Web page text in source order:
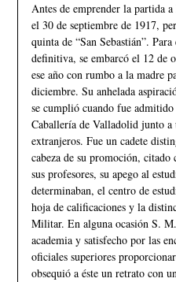
Antes de emprender la partida
el 30 de septiembre de 1917,
quinta de “San Sebastián”.
definitiva, se embarcó el 12 de
ese año con rumbo a la madre
diciembre. Su anhelada
se cumplió cuando fue
Caballería de Valladolid junto
extranjeros. Fue un cadete
cabeza de su promoción,
sus profesores, su apego al
determinaban, el centro de
hoja de calificaciones y la
Militar. En alguna ocasión S.
academia y satisfecho por las
oficiales superiores
obsequió a éste un retrato con